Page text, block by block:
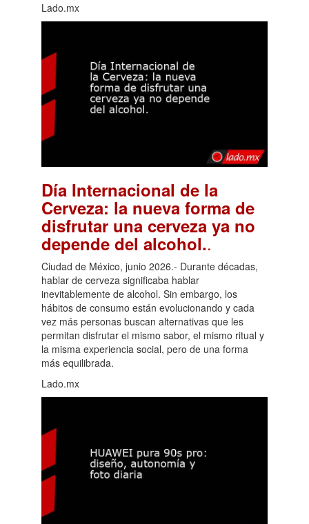
Lado.mx
Día Internacional de la
Cerveza: la nueva forma de
disfrutar una cerveza ya no
depende del alcohol..
Ciudad de México, junio 2026.- Durante décadas,
hablar de cerveza significaba hablar
inevitablemente de alcohol. Sin embargo, los
hábitos de consumo están evolucionando y cada
vez más personas buscan alternativas que les
permitan disfrutar el mismo sabor, el mismo ritual y
la misma experiencia social, pero de una forma
más equilibrada.
Lado.mx